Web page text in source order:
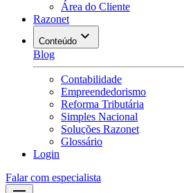
Área do Cliente
Razonet
Conteúdo
Blog
Contabilidade
Empreendedorismo
Reforma Tributária
Simples Nacional
Soluções Razonet
Glossário
Login
Falar com especialista